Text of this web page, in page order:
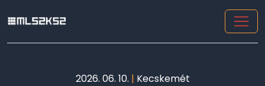
2026. 06. 10. | Kecskemét